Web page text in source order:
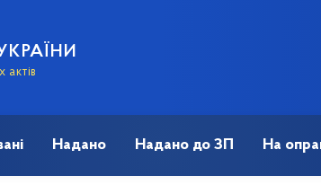
актів
Надано Надано до ЗП На